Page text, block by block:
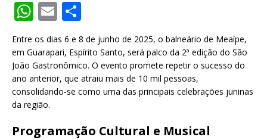
W
at
s
A
p
p
E
m
ai
l
h
ar
e
Entre os dias 6 e 8 de junho de 2025, o balneário de Meaípe,
em Guarapari, Espírito Santo, será palco da 2ª edição do São
João Gastronômico. O evento promete repetir o sucesso do
ano anterior, que atraiu mais de 10 mil pessoas,
consolidando-se como uma das principais celebrações juninas
da região.
Programação Cultural e Musical